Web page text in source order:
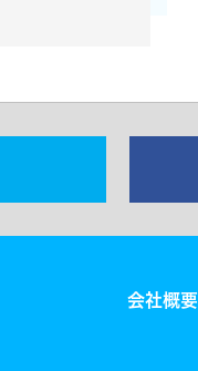
会社概要